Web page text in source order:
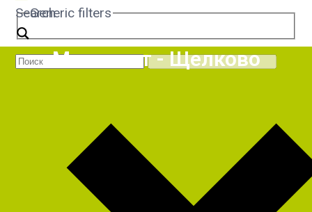
Search
Generic filters
Менингит - Щелково